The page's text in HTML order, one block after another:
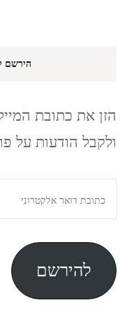
הירשם
הזן את כתובת
ולקבל הודעות על
דואר
אלקטרוני
להירשם